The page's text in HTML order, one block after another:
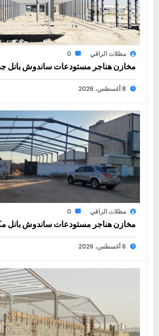
مظلات الراقي 0
مخازن هناجر مستودعات ساندوش بانل
8 أغسطس، 2026
مظلات الراقي 0
مخازن هناجر مستودعات ساندوش بانل
6 أغسطس، 2026